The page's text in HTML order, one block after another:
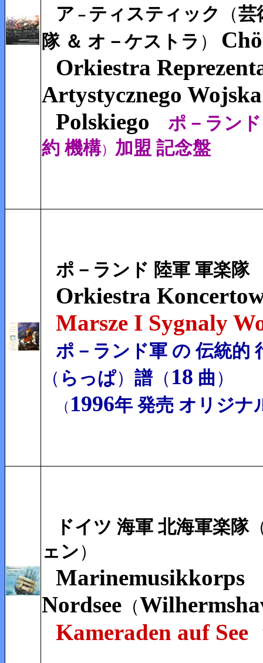
ア － ティスティック （芸
隊 ＆ オ－ケストラ ）
Orkiestra
Artystycznego Wojska
Polskiego
ポ－ラン
約 機構） 加盟 記念盤
ポ－ランド 陸軍 軍楽隊
Orkiestra
Marsze I Sygnaly
ポ－ランド軍 の 伝統的
（ らっぱ） 譜（ 18 曲 ）
（ 1996年 発売 オリジナ
ドイツ 海軍 北海軍楽隊
ェン ）
Marinemusikkorps
Nordsee （
Kameraden auf See